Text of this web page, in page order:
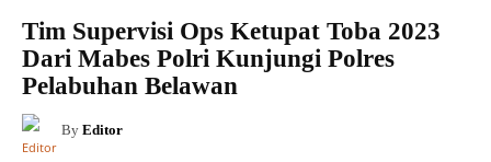
Tim Supervisi Ops Ketupat Toba 2023
Dari Mabes Polri Kunjungi Polres
Pelabuhan Belawan
By Editor